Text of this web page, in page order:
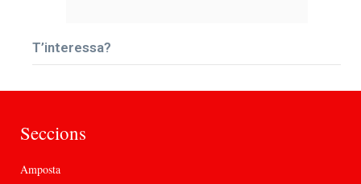
T’interessa?
Seccions
Amposta